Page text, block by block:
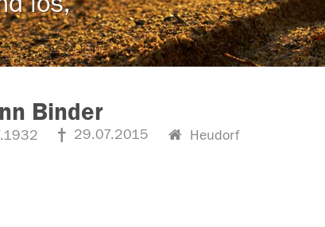
Binder
29.07.2015 Heudorf